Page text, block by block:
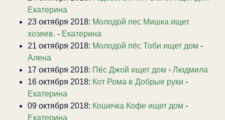
Екатерина
23 октября 2018: Молодой пес Мишка ищет
хозяев. - Екатерина
21 октября 2018: Молодой пёс Тоби ищет дом -
Алена
17 октября 2018: Пёс Джой ищет дом - Людмила
16 октября 2018: Кот Рома в Добрые руки -
Екатерина
09 октября 2018: Кошечка Кофе ищет дом -
Екатерина